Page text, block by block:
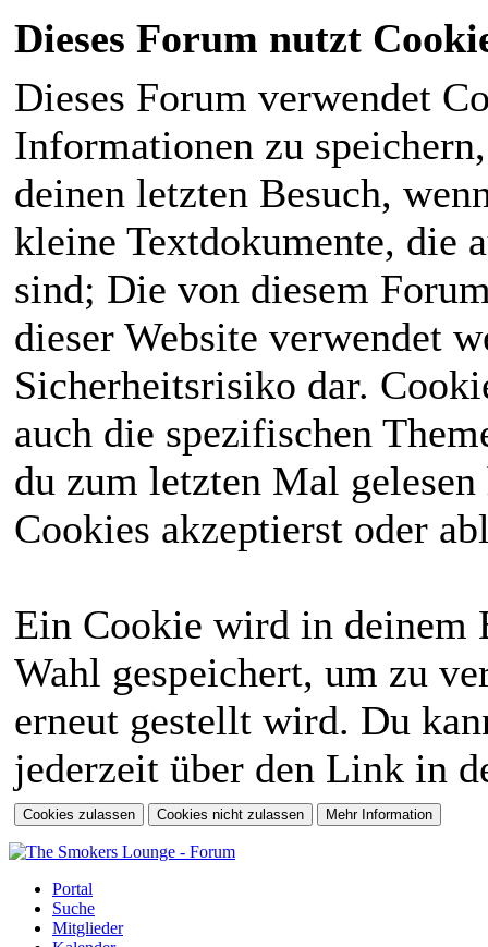
Dieses Forum nutzt
Dieses Forum verwendet
Informationen zu
deinen letzten Besuch,
kleine Textdokumente, die
sind; Die von diesem
dieser Website verwendet
Sicherheitsrisiko dar.
auch die spezifischen
du zum letzten Mal
Cookies akzeptierst oder
Ein Cookie wird in deinem
Wahl gespeichert, um zu
erneut gestellt wird. Du
jederzeit über den Link in
Portal
Suche
Mitglieder